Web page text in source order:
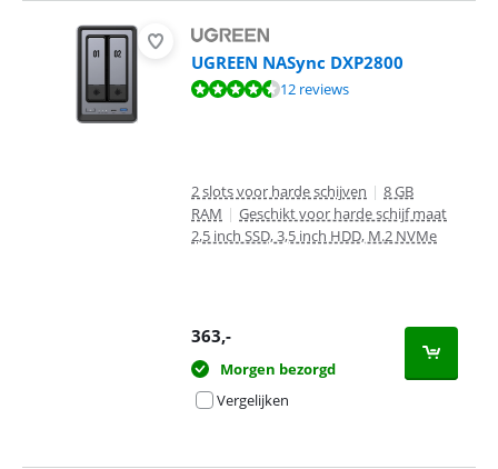
UGREEN NASync DXP2800
Beoordeling is 9,1 van de 10, gebaseerd op 12 reviews.
12 reviews
2 slots voor harde schijven | 8 GB
RAM | Geschikt voor harde schijf maat
2,5 inch SSD, 3,5 inch HDD, M.2 NVMe
363,-
Morgen bezorgd
Vergelijken